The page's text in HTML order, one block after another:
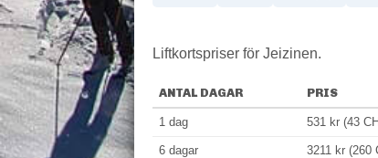
Liftkortspriser för Jeizinen.
ANTAL DAGAR PRIS
1 dag 531 kr (43
6 dagar 3211 kr (260